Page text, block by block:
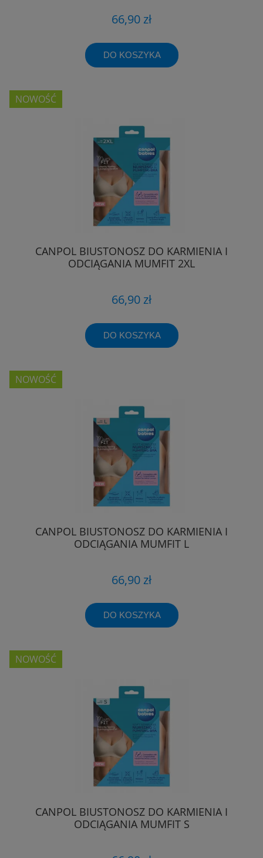
66,90 zł
DO KOSZYKA
CANPOL BIUSTONOSZ DO KARMIENIA I
ODCIĄGANIA MUMFIT 2XL
66,90 zł
DO KOSZYKA
NOWOŚĆ
CANPOL BIUSTONOSZ DO KARMIENIA I
ODCIĄGANIA MUMFIT L
66,90 zł
DO KOSZYKA
NOWOŚĆ
CANPOL BIUSTONOSZ DO KARMIENIA I
ODCIĄGANIA MUMFIT S
NOWOŚĆ